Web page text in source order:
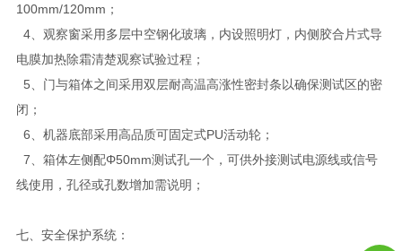
100mm/120mm；
4、观察窗采用多层中空钢化玻璃，内设照明灯，内侧胶合片式导
电膜加热除霜清楚观察试验过程；
5、门与箱体之间采用双层耐高温高涨性密封条以确保测试区的密
闭；
6、机器底部采用高品质可固定式PU活动轮；
7、箱体左侧配Φ50mm测试孔一个，可供外接测试电源线或信号
线使用，孔径或孔数增加需说明；
七、安全保护系统：